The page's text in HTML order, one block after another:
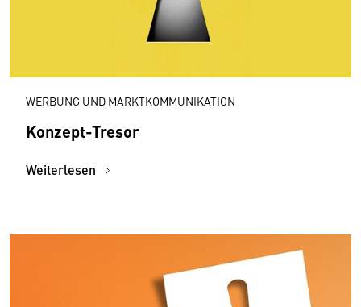
WERBUNG UND MARKTKOMMUNIKATION
Konzept-Tresor
Weiterlesen